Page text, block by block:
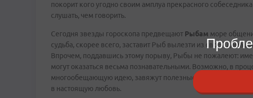
покорит кого угодно своим амплуа прекрасного
слушать, чем говорить.
Сегодня звезды гороскопа предвещают Рыбам море
судьба, скорее всего, заставит Рыб вылезти из своей
Впрочем, поддавшись этому порыву, Рыбы не пожалеют:
могут оказаться весьма познавательными. Возможно, в
многообещающую идею, завяжут полезные знакомства, а
в настоящую любовь.